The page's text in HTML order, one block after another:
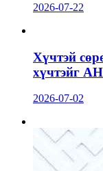
2026-07-22
Хүчтэй
хүчтэйг
2026-07-02